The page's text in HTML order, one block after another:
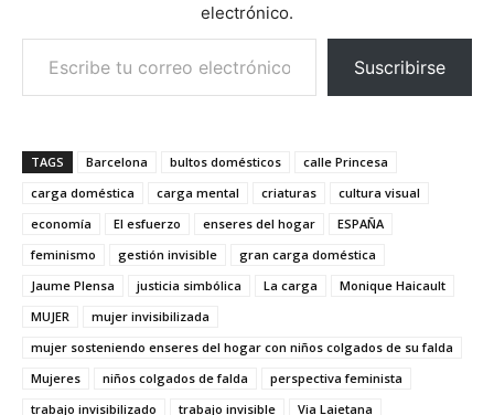
electrónico.
Escribe tu correo electrónico…
Suscribirse
TAGS Barcelona bultos domésticos
calle Princesa
carga doméstica
carga mental criaturas
cultura visual
economía
El esfuerzo enseres del hogar
ESPAÑA
feminismo
gestión invisible
gran carga doméstica
Jaume Plensa
justicia simbólica La carga
Monique Haicault
MUJER
mujer invisibilizada
mujer sosteniendo enseres del hogar con niños colgados de su falda
Mujeres
niños colgados de falda
perspectiva feminista
trabajo invisibilizado
trabajo invisible
Via Laietana